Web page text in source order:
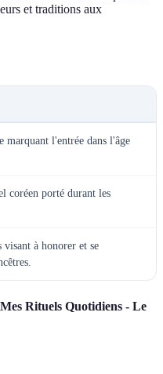
et traditions aux
l'entrée dans l'âge
coréen porté durant les
à honorer et se
Rituels Quotidiens - Le